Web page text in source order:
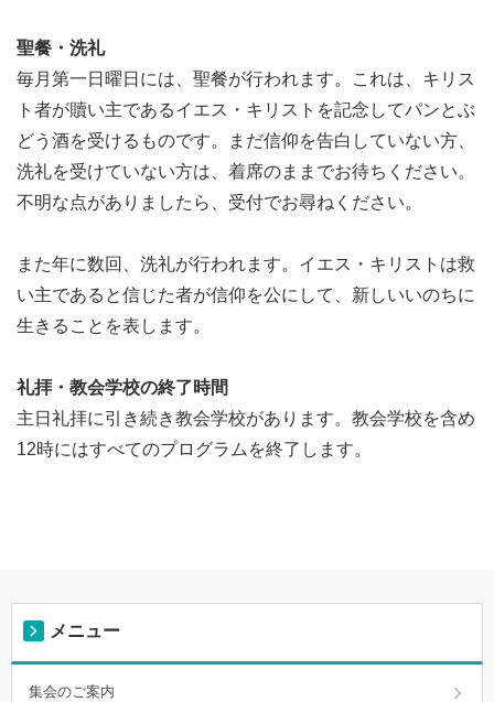
聖餐・洗礼
毎月第一日曜日には、聖餐が行われます。これは、キリス
ト者が贖い主であるイエス・キリストを記念してパンとぶ
どう酒を受けるものです。まだ信仰を告白していない方、
洗礼を受けていない方は、着席のままでお待ちください。
不明な点がありましたら、受付でお尋ねください。
また年に数回、洗礼が行われます。イエス・キリストは救
い主であると信じた者が信仰を公にして、新しいいのちに
生きることを表します。
礼拝・教会学校の終了時間
主日礼拝に引き続き教会学校があります。教会学校を含め
12時にはすべてのプログラムを終了します。
メニュー
集会のご案内